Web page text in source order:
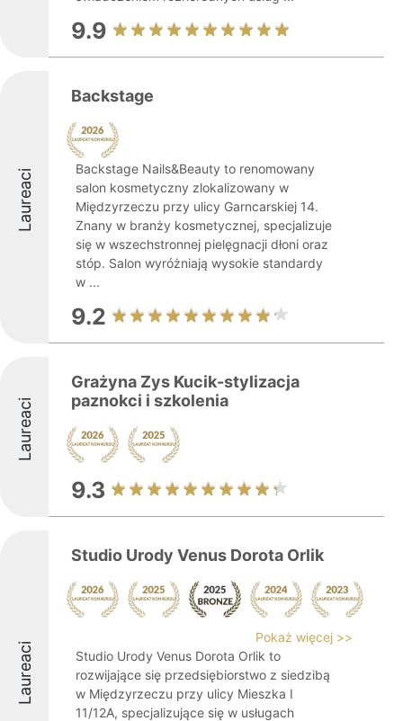
9.9
Laureaci
Backstage
Backstage Nails&Beauty to renomowany
salon kosmetyczny zlokalizowany w
Międzyrzeczu przy ulicy Garncarskiej 14.
Znany w branży kosmetycznej, specjalizuje
się w wszechstronnej pielęgnacji dłoni oraz
stóp. Salon wyróżniają wysokie standardy
w ...
9.2
Laureaci
Grażyna Zys Kucik-stylizacja
paznokci i szkolenia
9.3
Laureaci
Studio Urody Venus Dorota Orlik
Pokaż więcej >>
Studio Urody Venus Dorota Orlik to
rozwijające się przedsiębiorstwo z siedzibą
w Międzyrzeczu przy ulicy Mieszka I
11/12A, specjalizujące się w usługach